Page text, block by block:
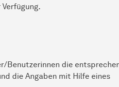
Benutzerinnen die
die Angaben mit Hilfe eines